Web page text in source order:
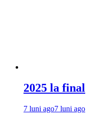
2025 la final
7 luni ago7 luni ago